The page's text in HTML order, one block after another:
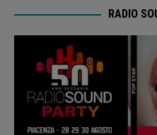
RADIO